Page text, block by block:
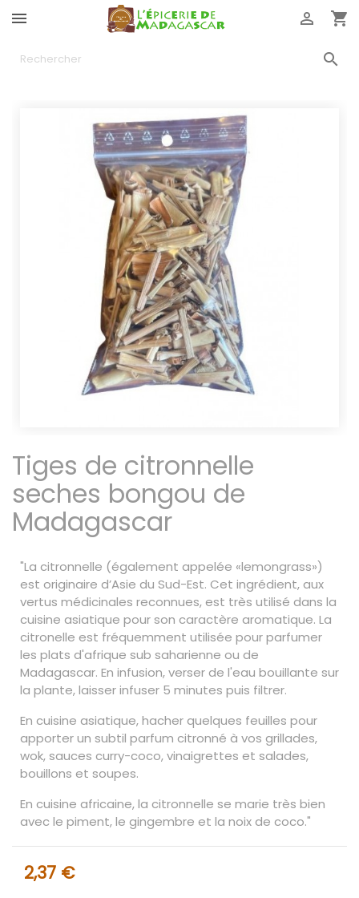
 


Tiges de citronnelle
seches bongou de
Madagascar
"La citronnelle (également appelée «lemongrass»)
est originaire d’Asie du Sud-Est. Cet ingrédient, aux
vertus médicinales reconnues, est très utilisé dans la
cuisine asiatique pour son caractère aromatique. La
citronelle est fréquemment utilisée pour parfumer
les plats d'afrique sub saharienne ou de
Madagascar. En infusion, verser de l'eau bouillante sur
la plante, laisser infuser 5 minutes puis filtrer.
En cuisine asiatique, hacher quelques feuilles pour
apporter un subtil parfum citronné à vos grillades,
wok, sauces curry-coco, vinaigrettes et salades,
bouillons et soupes.
En cuisine africaine, la citronnelle se marie très bien
avec le piment, le gingembre et la noix de coco."
2,37 €